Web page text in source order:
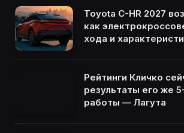
Toyota C-HR 2027
как
хода и
Рейтинги Кличко
результаты его же
работы — Лагута